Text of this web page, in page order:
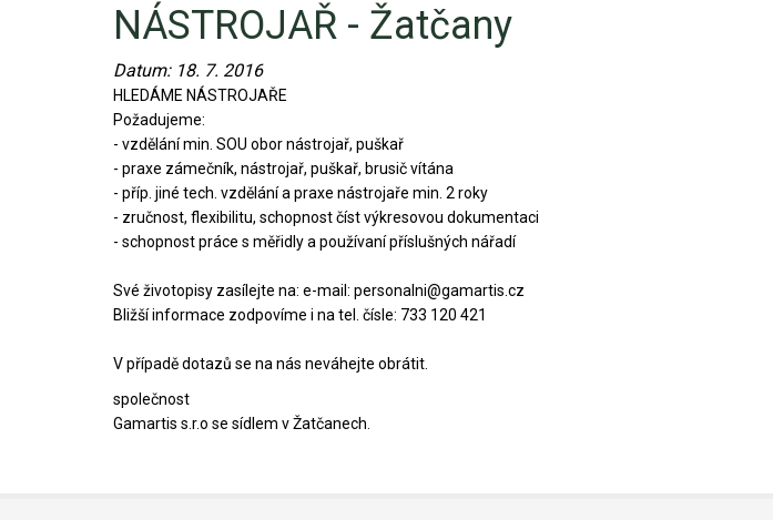
NÁSTROJAŘ - Žatčany
Datum: 18. 7. 2016
HLEDÁME NÁSTROJAŘE
Požadujeme:
- vzdělání min. SOU obor nástrojař, puškař
- praxe zámečník, nástrojař, puškař, brusič vítána
- příp. jiné tech. vzdělání a praxe nástrojaře min. 2 roky
- zručnost, flexibilitu, schopnost číst výkresovou dokumentaci
- schopnost práce s měřidly a používaní příslušných nářadí
Své životopisy zasílejte na: e-mail: personalni@gamartis.cz
Bližší informace zodpovíme i na tel. čísle: 733 120 421
V případě dotazů se na nás neváhejte obrátit.
společnost
Gamartis s.r.o se sídlem v Žatčanech.
Video - průlet dronem
Poruchy, omezení
Mapové služby
Kontakty a info
Nabídka práce
Smuteční oznámení